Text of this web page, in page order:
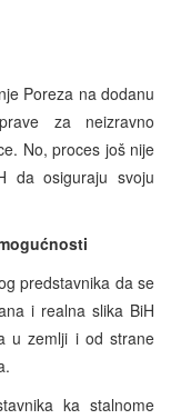
Poreza na dodanu
za neizravno
No, proces još nije
da osiguraju svoju
predstavnika da se
i realna slika BiH
u zemlji i od strane
ka stalnome